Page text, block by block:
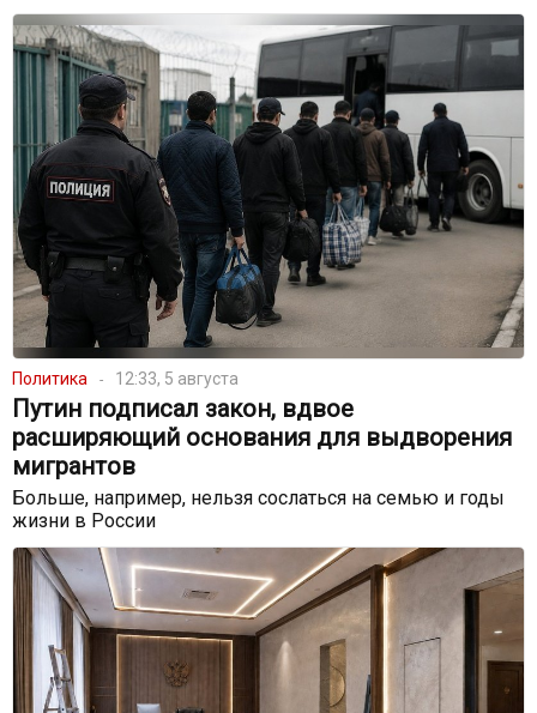
Политика 12:33, 5 августа
Путин подписал закон, вдвое
расширяющий основания для выдворения
мигрантов
Больше, например, нельзя сослаться на семью и годы
жизни в России